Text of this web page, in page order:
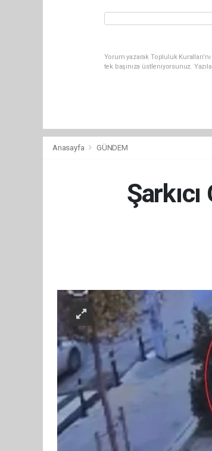
Yorum yazarak Topluluk
tek başınıza üstleniyorsunuz.
Anasayfa GÜNDEM